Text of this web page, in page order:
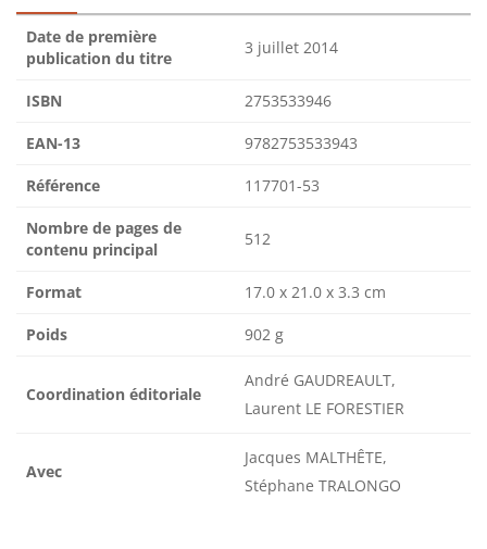
Date de première
publication du titre
3 juillet 2014
ISBN 2753533946
EAN-13 9782753533943
Référence 117701-53
Nombre de pages de
contenu principal
512
Format 17.0 x 21.0 x 3.3 cm
Poids 902 g
Coordination éditoriale
André GAUDREAULT,
Laurent LE FORESTIER
Avec
Jacques MALTHÊTE,
Stéphane TRALONGO